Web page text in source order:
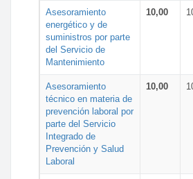
Asesoramiento
energético y de
suministros por parte
del Servicio de
Mantenimiento
10,00
Asesoramiento
técnico en materia de
prevención laboral por
parte del Servicio
Integrado de
Prevención y Salud
Laboral
10,00